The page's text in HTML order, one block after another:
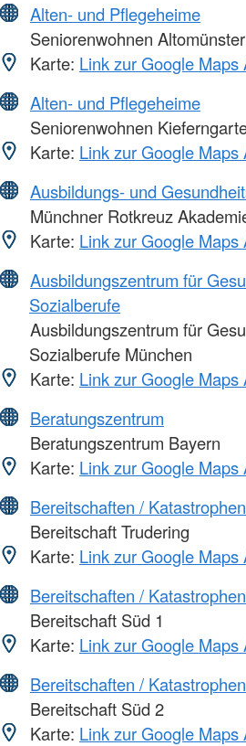
Alten- und Pflegeheime
Seniorenwohnen Altomünster
Karte: Link zur Google Maps
Alten- und Pflegeheime
Seniorenwohnen
Karte: Link zur Google Maps
Ausbildungs- und
Münchner Rotkreuz
Karte: Link zur Google Maps
Ausbildungszentrum für
Sozialberufe
Ausbildungszentrum für
Sozialberufe München
Karte: Link zur Google Maps
Beratungszentrum
Beratungszentrum Bayern
Karte: Link zur Google Maps
Bereitschaften /
Bereitschaft Trudering
Karte: Link zur Google Maps
Bereitschaften /
Bereitschaft Süd 1
Karte: Link zur Google Maps
Bereitschaften /
Bereitschaft Süd 2
Karte: Link zur Google Maps